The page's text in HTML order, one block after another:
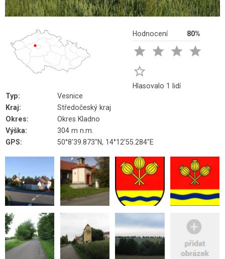
Hodnocení 80%
   

Hlasovalo 1 lidí
Typ:
Vesnice
Kraj:
Středočeský kraj
Okres:
Okres Kladno
Výška:
304 m n.m.
GPS:
50°8'39.873"N, 14°12'55.284"E